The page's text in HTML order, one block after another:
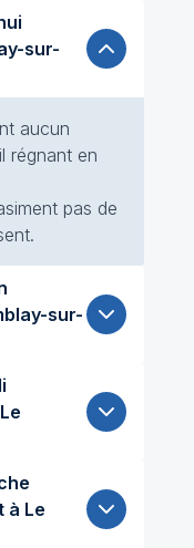
aucun
régnant en
pas de